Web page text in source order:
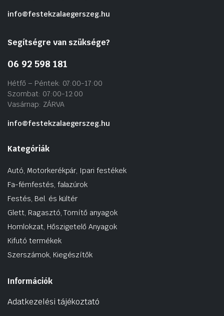
info@festekzalaegerszeg.hu
Segítségre van szüksége?
06 92 598 181
Hétfő – Péntek: 07:00-17:00
Szombat: 07:00-12:00
Vasárnap: ZÁRVA
info@festekzalaegerszeg.hu
Kategóriák
Autó, Motorkerékpár, Ipari festékek
Fa-fémfestés, falazúrok
Festés, Bel. és kültér
Glett, Ragasztó, Tömítő anyagok
Homlokzat, Hőszigetelő Anyagok
Kifutó termékek
Szerszámok, Kiegészítők
Információk
Adatkezelési tájékoztató